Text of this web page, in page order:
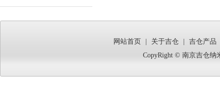
网站首页 关于吉仓 吉仓产品
CopyRight © 南京吉仓